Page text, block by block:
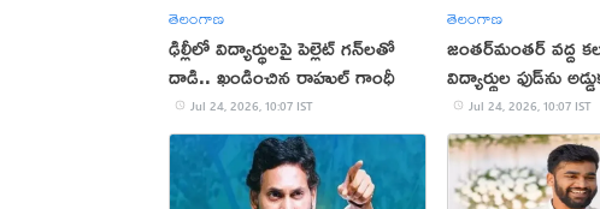
తెలంగాణ
ఢిల్లీలో విద్యార్థులపై పెల్లెట్ గన్‌లతో
దాడి.. ఖండించిన రాహుల్ గాంధీ
Jul 24, 2026, 10:07 IST
తెలంగాణ
జంతర్‌మంతర్ వద్ద
విద్యార్థుల ఫుడ్‌ను
పోలీసులు!
Jul 24, 2026, 10:07 IST